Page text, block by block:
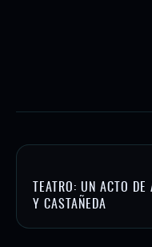
TEATRO: UN ACTO
Y CASTAÑEDA